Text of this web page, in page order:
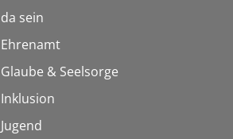
da sein
Ehrenamt
Glaube & Seelsorge
Inklusion
Jugend